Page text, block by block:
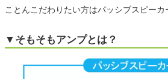
ことんこだわりたい方はパッシブスピーカ
▼そもそもアンプとは？